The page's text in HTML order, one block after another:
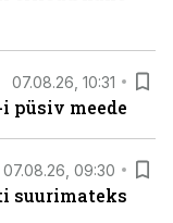
07.08.26, 10:31
püsiv meede
07.08.26, 09:30
suurimateks